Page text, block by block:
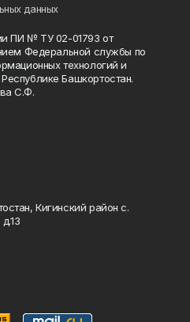
данных
ПИ № ТУ 02-01793 от
Федеральной службы по
технологий и
Башкортостан.
С.Ф.
Кигинский район с.